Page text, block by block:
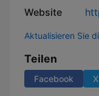
Website
Aktualisieren Sie
Teilen
Facebook X